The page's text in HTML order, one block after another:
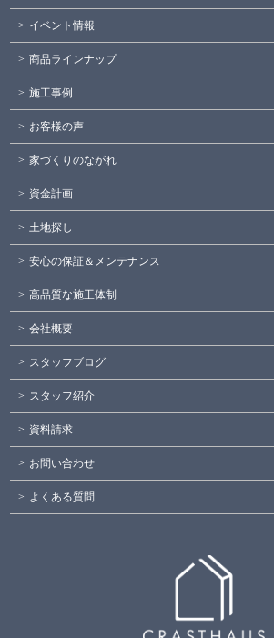
イベント情報
商品ラインナップ
施工事例
お客様の声
家づくりのながれ
資金計画
土地探し
安心の保証＆メンテナンス
高品質な施工体制
会社概要
スタッフブログ
スタッフ紹介
資料請求
お問い合わせ
よくある質問